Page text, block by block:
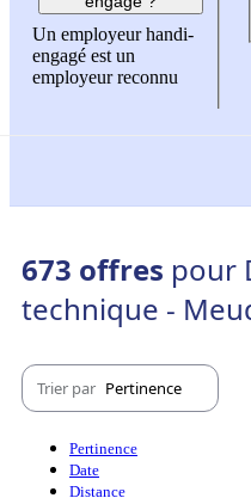
Un employeur handi-
engagé est un
employeur reconnu
673 offres pour
technique -
Trier par Pertinence
Pertinence
Date
Distance